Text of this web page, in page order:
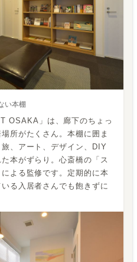
い本棚
OSAKA」は、廊下のちょっ
所がたくさん。本棚に囲ま
、アート、デザイン、DIY
本がずらり。心斎橋の「ス
よる監修です。定期的に本
る入居者さんでも飽きずに